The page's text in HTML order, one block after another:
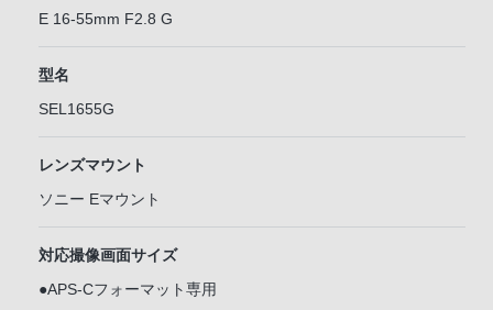
E 16-55mm F2.8 G
型名
SEL1655G
レンズマウント
ソニー Eマウント
対応撮像画面サイズ
●APS-Cフォーマット専用